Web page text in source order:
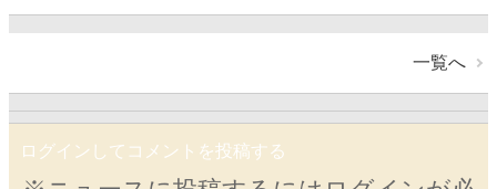
一覧へ
ログインしてコメントを投稿する